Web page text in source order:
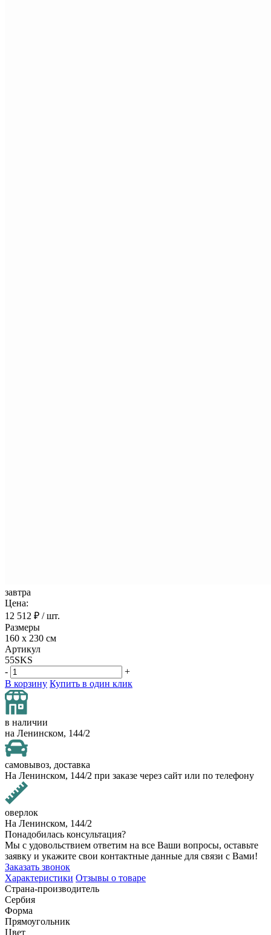
завтра
Цена:
12 512 ₽ / шт.
Размеры
160 х 230 см
Артикул
55SKS
-
+
В корзину Купить в один клик
в наличии
на Ленинском, 144/2
самовывоз, доставка
На Ленинском, 144/2 при заказе через сайт или по телефону
оверлок
На Ленинском, 144/2
Понадобилась консультация?
Мы с удовольствием ответим на все Ваши вопросы, оставьте
заявку и укажите свои контактные данные для связи с Вами!
Заказать звонок
Характеристики Отзывы о товаре
Страна-производитель
Сербия
Форма
Прямоугольник
Цвет